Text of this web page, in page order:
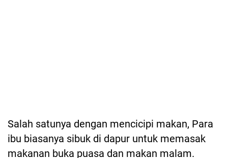
Salah satunya dengan mencicipi makan, Para
ibu biasanya sibuk di dapur untuk memasak
makanan buka puasa dan makan malam.